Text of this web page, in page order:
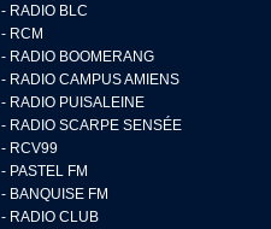
- RADIO BLC
- RCM
- RADIO BOOMERANG
- RADIO CAMPUS AMIENS
- RADIO PUISALEINE
- RADIO SCARPE SENSÉE
- RCV99
- PASTEL FM
- BANQUISE FM
- RADIO CLUB